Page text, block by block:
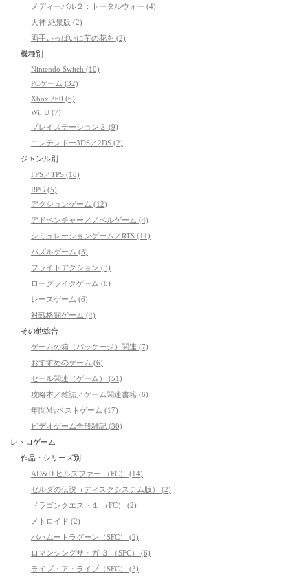
メディーバル２：トータルウォー (4)
大神 絶景版 (2)
両手いっぱいに芋の花を (2)
機種別
Nintendo Switch (10)
PCゲーム (32)
Xbox 360 (6)
Wii U (7)
プレイステーション３ (9)
ニンテンドー3DS／2DS (2)
ジャンル別
FPS／TPS (18)
RPG (5)
アクションゲーム (12)
アドベンチャー／ノベルゲーム (4)
シミュレーションゲーム／RTS (11)
パズルゲーム (3)
フライトアクション (3)
ローグライクゲーム (8)
レースゲーム (6)
対戦格闘ゲーム (4)
その他総合
ゲームの箱（パッケージ）関連 (7)
おすすめのゲーム (6)
セール関連（ゲーム） (51)
攻略本／雑誌／ゲーム関連書籍 (6)
年間Myベストゲーム (17)
ビデオゲーム全般雑記 (30)
レトロゲーム
作品・シリーズ別
AD&D ヒルズファー （FC） (14)
ゼルダの伝説（ディスクシステム版） (2)
ドラゴンクエスト１ （FC） (2)
メトロイド (2)
バハムートラグーン（SFC） (2)
ロマンシングサ・ガ ３ （SFC） (6)
ライブ・ア・ライブ（SFC） (3)